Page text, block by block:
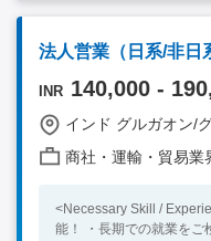
商社、フォワーダー等）
方。
法人営業（日系/非日
INR 140,000 -
インド グルガオン/
商社・運輸・貿易業
<Necessary Skill /
能！ ・長期での就業をご